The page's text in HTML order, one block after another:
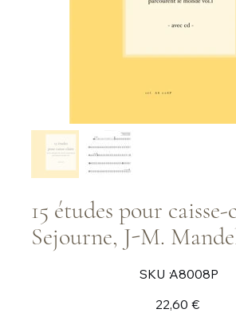
15 études pour
Sejourne, J-M.
SKU :SKU
A8008P
A8008P
22,60 €